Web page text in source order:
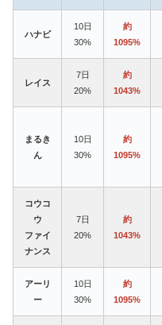
ハナビ
10日
30%
約
1095%
レイス
7日
20%
約
1043%
まるき
ん
10日
30%
約
1095%
コウコ
ウ
ファイ
ナンス
7日
20%
約
1043%
アーリ
ー
10日
30%
約
1095%